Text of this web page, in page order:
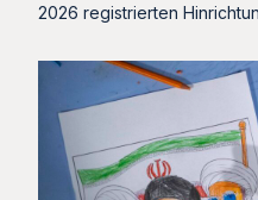
2026 registrierten